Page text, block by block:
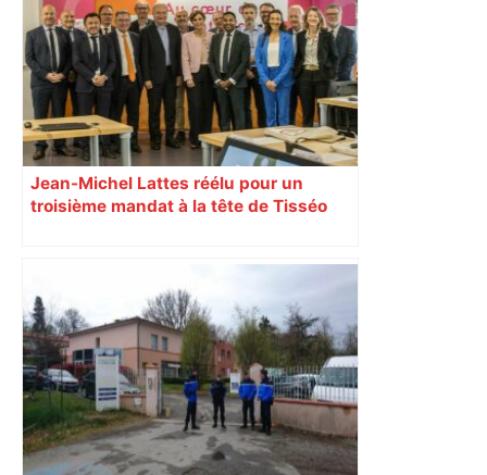
Jean-Michel Lattes réélu pour un
troisième mandat à la tête de Tisséo